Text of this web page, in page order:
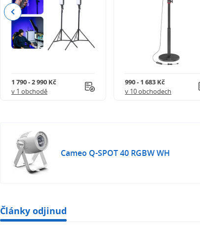
1 790 - 2 990 Kč
v 1 obchodě
990 - 1 683 Kč
v 10 obchodech
Previous
Cameo Q-SPOT 40 RGBW WH
Články odjinud